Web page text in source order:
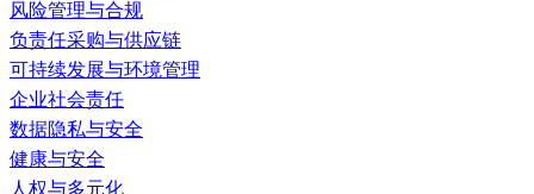
风险管理与合规
负责任采购与供应链
可持续发展与环境管理
企业社会责任
数据隐私与安全
健康与安全
人权与多元化